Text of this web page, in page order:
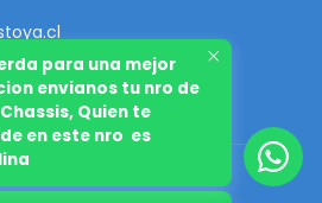
para una mejor
envianos tu nro de
Quien te
en este nro es